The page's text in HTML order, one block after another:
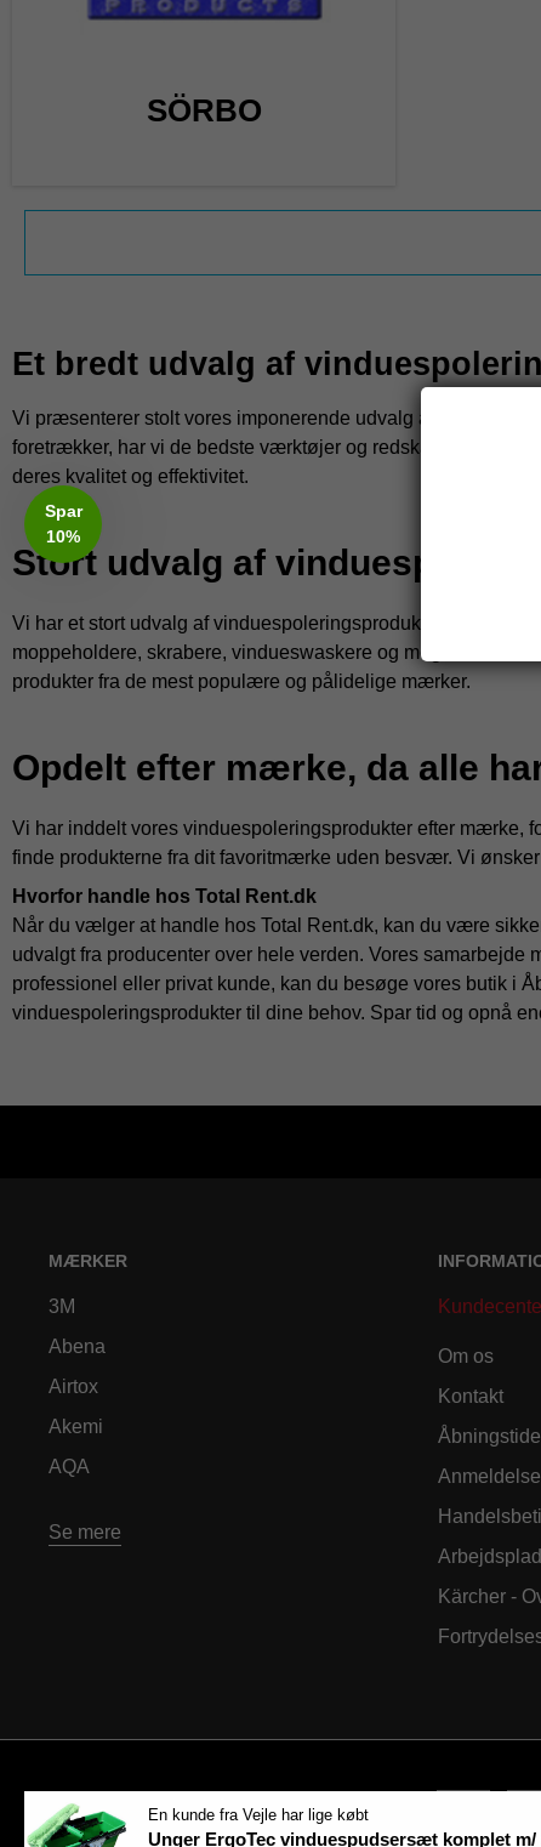
SÖRBO
Et bredt udvalg af
Vi præsenterer stolt vores imponerende udvalg af
foretrækker, har vi de bedste værktøjer og redskaber til
deres kvalitet og effektivitet.
Stort udvalg af
Vi har et stort udvalg af vinduespoleringsprodukter fra
moppeholdere, skrabere, vindueswaskere og meget mere.
produkter fra de mest populære og pålidelige mærker.
Opdelt efter mærke, da alle
Vi har inddelt vores vinduespoleringsprodukter efter mærke,
finde produkterne fra dit favoritmærke uden besvær. Vi
Hvorfor handle hos Total Rent.dk
Når du vælger at handle hos Total Rent.dk, kan du være
udvalgt fra producenter over hele verden. Vores samarbejde
professionel eller privat kunde, kan du besøge vores butik i
vinduespoleringsprodukter til dine behov. Spar tid og opnå
MÆRKER
3M
Abena
Airtox
Akemi
AQA
Se mere
Om os
Kontakt
Kärcher -
En kunde fra Vejle har lige købt
Unger ErgoTec vinduespudsersæt komplet m/
Spar
10%